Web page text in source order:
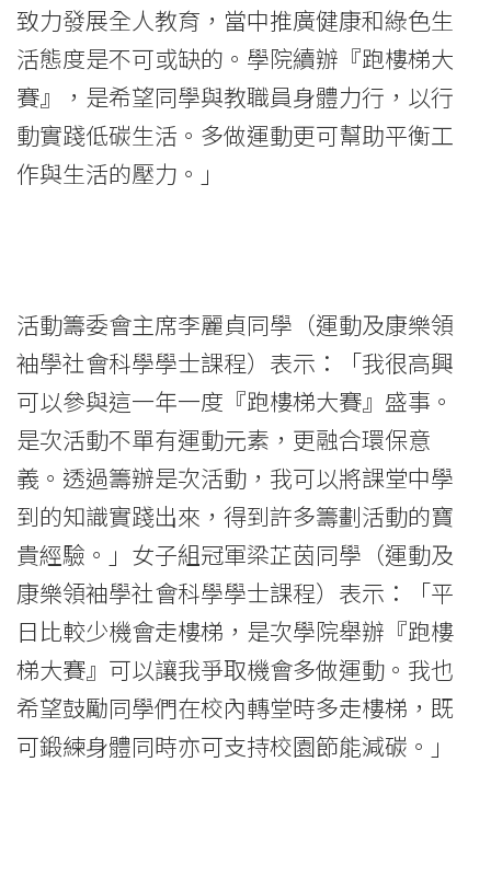
學
院
消
息
際
學
院
香
港
浸
會
大
學
致力發展全人教育，當中推廣健康和綠色生
活態度是不可或缺的。學院續辦『跑樓梯大
賽』，是希望同學與教職員身體力行，以行
動實踐低碳生活。多做運動更可幫助平衡工
作與生活的壓力。」
活動籌委會主席李麗貞同學（運動及康樂領
袖學社會科學學士課程）表示：「我很高興
可以參與這一年一度『跑樓梯大賽』盛事。
是次活動不單有運動元素，更融合環保意
義。透過籌辦是次活動，我可以將課堂中學
到的知識實踐出來，得到許多籌劃活動的寶
貴經驗。」女子組冠軍梁芷茵同學（運動及
康樂領袖學社會科學學士課程）表示：「平
日比較少機會走樓梯，是次學院舉辦『跑樓
梯大賽』可以讓我爭取機會多做運動。我也
希望鼓勵同學們在校內轉堂時多走樓梯，既
可鍛練身體同時亦可支持校園節能減碳。」